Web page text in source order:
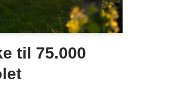
til 75.000